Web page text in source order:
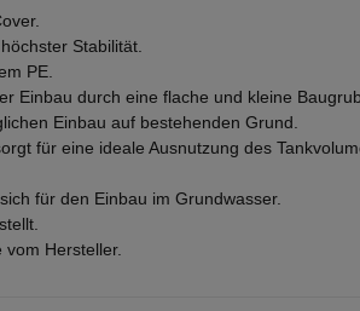
Stabilität.
PE.
Einbau durch eine flache und kleine
Einbau auf bestehenden Grund.
für eine ideale Ausnutzung des
für den Einbau im Grundwasser.
Hersteller.